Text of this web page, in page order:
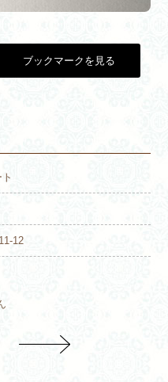
ブックマークを見る
12